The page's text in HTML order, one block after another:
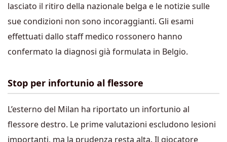
lasciato il ritiro della nazionale belga e le notizie sulle
sue condizioni non sono incoraggianti. Gli esami
effettuati dallo staff medico rossonero hanno
confermato la diagnosi già formulata in Belgio.
Stop per infortunio al flessore
L’esterno del Milan ha riportato un infortunio al
flessore destro. Le prime valutazioni escludono lesioni
importanti, ma la prudenza resta alta. Il giocatore